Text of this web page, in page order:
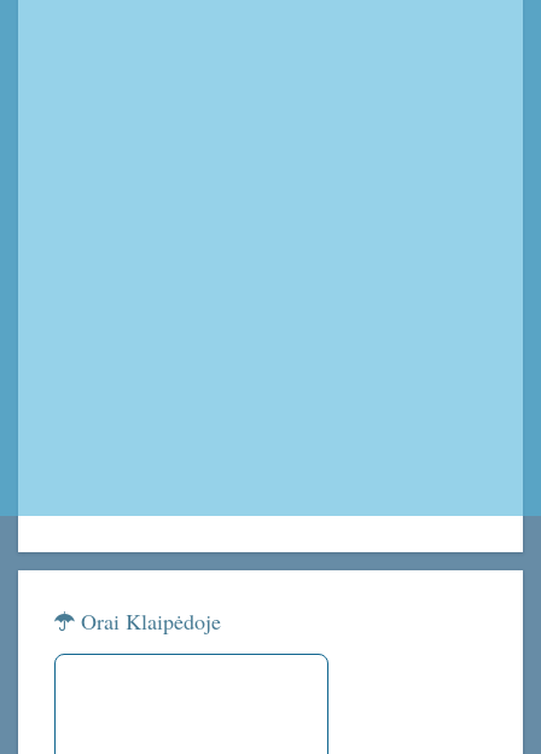
Orai Klaipėdoje